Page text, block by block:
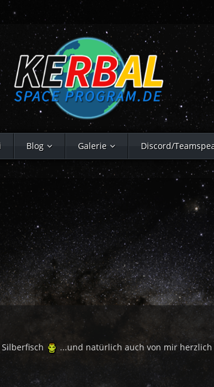
Blog Galerie Discord/
...und natürlich auch von mir